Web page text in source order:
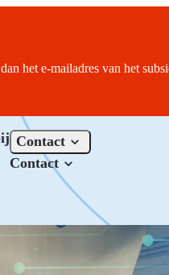
het e-mailadres van het
Contact
Contact